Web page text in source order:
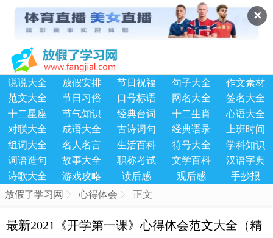
✕
说说大全 放假安排 节日祝福 句子大全
作文素材
范文大全
节日习俗 口号标语 网名大全
签名大全
十二星座
节气知识 经典台词 十二生肖
心语大全
对联大全
成语大全 古诗词句 经典语录
上班时间
组词大全
名人名言 生活百科 符号大全
学科知识
词语造句
故事大全 职称考试 文学百科
汉语字典
诗歌大全
游戏攻略 读后感 观后感
手抄报
放假了学习网
心得体会 正文
最新2021《开学第一课》心得体会范文大全（精